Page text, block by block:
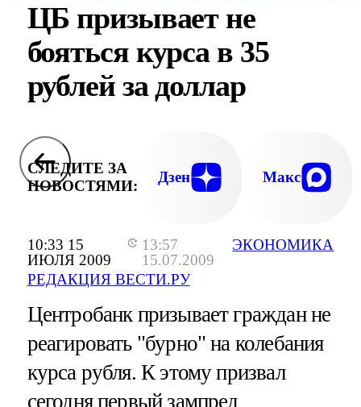
10:33 15
ИЮЛЯ 2009
13:57
15.07.2009
РЕДАКЦИЯ ВЕСТИ.РУ
ЭКОНОМИКА
ЦБ призывает не
бояться курса в 35
рублей за доллар
СЛЕДИТЕ ЗА
НОВОСТЯМИ:
Дзен Макс
Центробанк призывает граждан не
реагировать "бурно" на колебания
курса рубля. К этому призвал
сегодня первый зампред